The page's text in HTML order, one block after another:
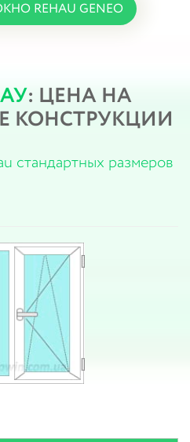
REHAU GENEO
: ЦЕНА НА
КОНСТРУКЦИИ
стандартных размеров